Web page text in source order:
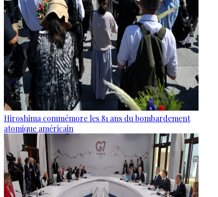
Hiroshima commémore les 81 ans du bombardement
atomique américain